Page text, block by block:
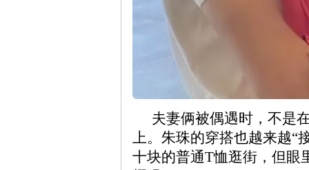
夫妻俩被偶遇时，不是
上。朱珠的穿搭也越来越
十块的普通T恤逛街，但眼